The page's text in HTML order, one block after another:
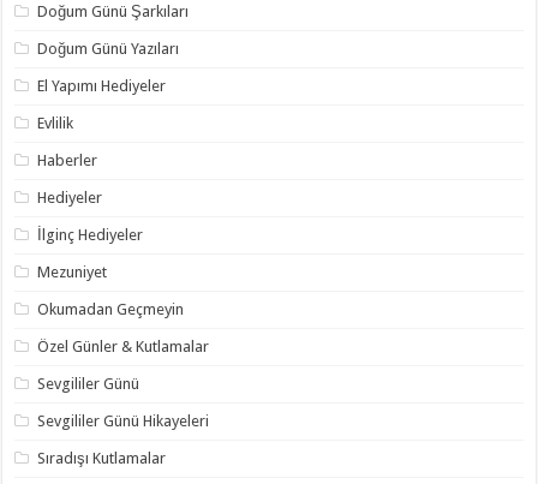
Doğum Günü Şarkıları
Doğum Günü Yazıları
El Yapımı Hediyeler
Evlilik
Haberler
Hediyeler
İlginç Hediyeler
Mezuniyet
Okumadan Geçmeyin
Özel Günler & Kutlamalar
Sevgililer Günü
Sevgililer Günü Hikayeleri
Sıradışı Kutlamalar